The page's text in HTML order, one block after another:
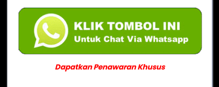
Dapatkan Penawaran Khusus